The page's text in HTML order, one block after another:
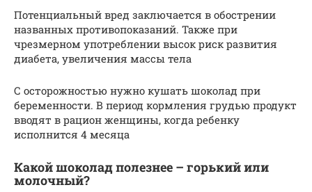
Потенциальный вред заключается в обострении
названных противопоказаний. Также при
чрезмерном употреблении высок риск развития
диабета, увеличения массы тела
С осторожностью нужно кушать шоколад при
беременности. В период кормления грудью продукт
вводят в рацион женщины, когда ребенку
исполнится 4 месяца
Какой шоколад полезнее – горький или
молочный?